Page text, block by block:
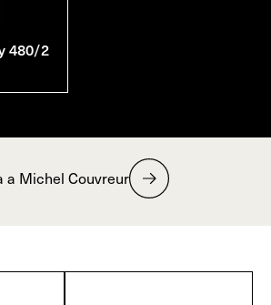
480/2
a Michel Couvreur